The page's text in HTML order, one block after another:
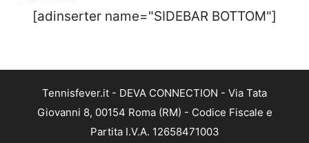
[adinserter name="SIDEBAR BOTTOM"]
Tennisfever.it - DEVA CONNECTION - Via Tata
Giovanni 8, 00154 Roma (RM) - Codice Fiscale e
Partita I.V.A. 12658471003